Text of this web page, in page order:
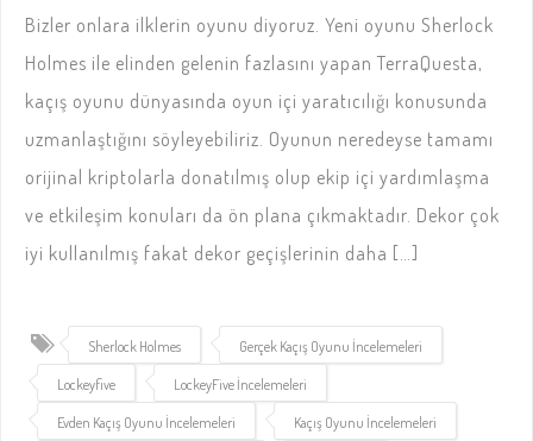
Bizler onlara ilklerin oyunu diyoruz. Yeni oyunu Sherlock
Holmes ile elinden gelenin fazlasını yapan TerraQuesta,
kaçış oyunu dünyasında oyun içi yaratıcılığı konusunda
uzmanlaştığını söyleyebiliriz. Oyunun neredeyse tamamı
orijinal kriptolarla donatılmış olup ekip içi yardımlaşma
ve etkileşim konuları da ön plana çıkmaktadır. Dekor çok
iyi kullanılmış fakat dekor geçişlerinin daha […]
Sherlock Holmes Gerçek Kaçış Oyunu İncelemeleri
Lockeyfive LockeyFive İncelemeleri
Evden Kaçış Oyunu İncelemeleri Kaçış Oyunu İncelemeleri